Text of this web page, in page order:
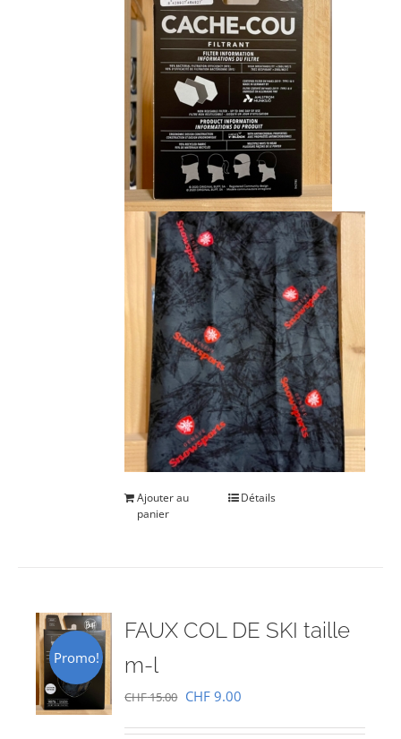
Ajouter au
panier
Détails
Promo!
FAUX COL DE SKI taille
m-l
CHF15.00 Le
CHF 9.00